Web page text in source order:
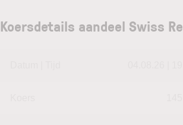
Koersdetails aandeel Swiss Re